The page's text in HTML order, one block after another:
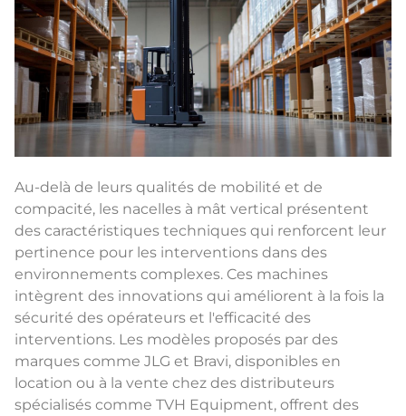
Au-delà de leurs qualités de mobilité et de
compacité, les nacelles à mât vertical présentent
des caractéristiques techniques qui renforcent leur
pertinence pour les interventions dans des
environnements complexes. Ces machines
intègrent des innovations qui améliorent à la fois la
sécurité des opérateurs et l'efficacité des
interventions. Les modèles proposés par des
marques comme JLG et Bravi, disponibles en
location ou à la vente chez des distributeurs
spécialisés comme TVH Equipment, offrent des